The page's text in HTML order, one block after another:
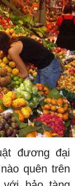
đương đại
quên trên